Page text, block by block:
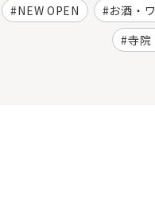
NEW OPEN
お酒・
寺院